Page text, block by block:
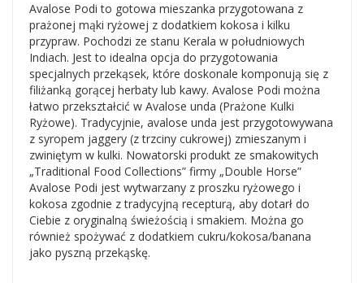
Avalose Podi to gotowa mieszanka przygotowana z
prażonej mąki ryżowej z dodatkiem kokosa i kilku
przypraw. Pochodzi ze stanu Kerala w południowych
Indiach. Jest to idealna opcja do przygotowania
specjalnych przekąsek, które doskonale komponują się z
filiżanką gorącej herbaty lub kawy. Avalose Podi można
łatwo przekształcić w Avalose unda (Prażone Kulki
Ryżowe). Tradycyjnie, avalose unda jest przygotowywana
z syropem jaggery (z trzciny cukrowej) zmieszanym i
zwiniętym w kulki. Nowatorski produkt ze smakowitych
„Traditional Food Collections” firmy „Double Horse”
Avalose Podi jest wytwarzany z proszku ryżowego i
kokosa zgodnie z tradycyjną recepturą, aby dotarł do
Ciebie z oryginalną świeżością i smakiem. Można go
również spożywać z dodatkiem cukru/kokosa/banana
jako pyszną przekąskę.
się36osób.